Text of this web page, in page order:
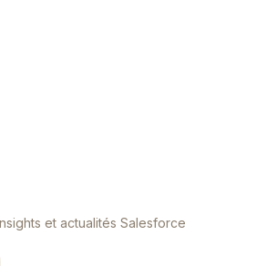
et actualités Salesforce